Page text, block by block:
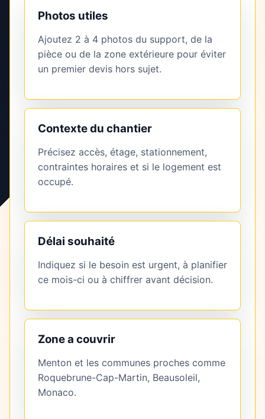
Photos utiles
Ajoutez 2 à 4 photos du support, de la
pièce ou de la zone extérieure pour éviter
un premier devis hors sujet.
Contexte du chantier
Précisez accès, étage, stationnement,
contraintes horaires et si le logement est
occupé.
Délai souhaité
Indiquez si le besoin est urgent, à planifier
ce mois-ci ou à chiffrer avant décision.
Zone a couvrir
Menton et les communes proches comme
Roquebrune-Cap-Martin, Beausoleil,
Monaco.